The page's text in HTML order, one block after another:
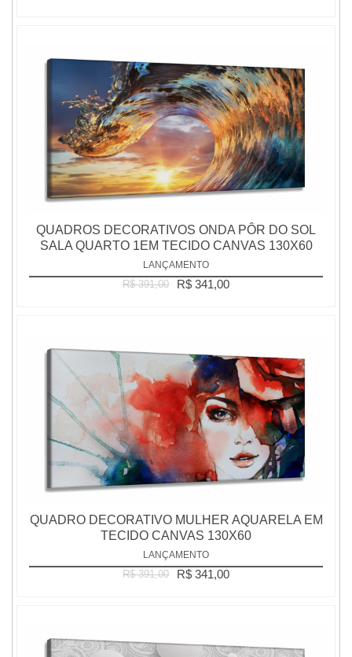
QUADROS DECORATIVOS ONDA PÔR DO SOL
SALA QUARTO 1EM TECIDO CANVAS 130X60
LANÇAMENTO
R$ 391,00 R$ 341,00
QUADRO DECORATIVO MULHER AQUARELA EM
TECIDO CANVAS 130X60
LANÇAMENTO
R$ 391,00 R$ 341,00